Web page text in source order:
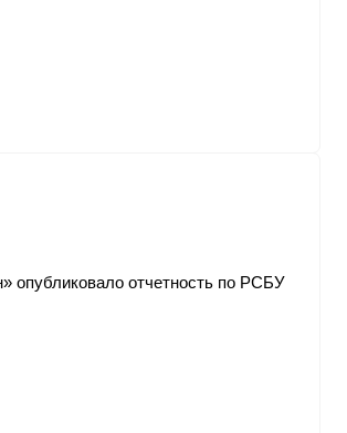
опубликовало отчетность по РСБУ